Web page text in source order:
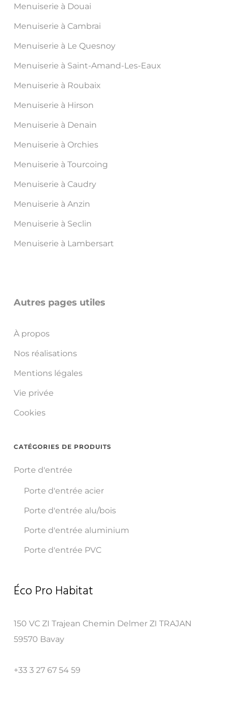
Menuiserie à Douai
Menuiserie à Cambrai
Menuiserie à Le Quesnoy
Menuiserie à Saint-Amand-Les-Eaux
Menuiserie à Roubaix
Menuiserie à Hirson
Menuiserie à Denain
Menuiserie à Orchies
Menuiserie à Tourcoing
Menuiserie à Caudry
Menuiserie à Anzin
Menuiserie à Seclin
Menuiserie à Lambersart
Autres pages utiles
À propos
Nos réalisations
Mentions légales
Vie privée
Cookies
CATÉGORIES DE PRODUITS
Porte d'entrée
Porte d'entrée acier
Porte d'entrée alu/bois
Porte d'entrée aluminium
Porte d'entrée PVC
Éco Pro Habitat
150 VC ZI Trajean Chemin Delmer ZI TRAJAN
59570 Bavay
+33 3 27 67 54 59